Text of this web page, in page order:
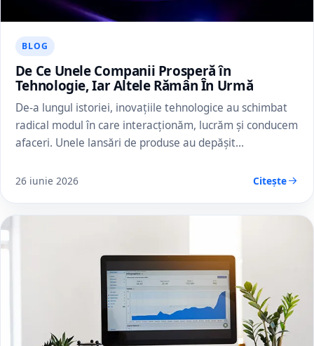
BLOG
De Ce Unele Companii Prosperă în
Tehnologie, Iar Altele Rămân În Urmă
De-a lungul istoriei, inovațiile tehnologice au schimbat
radical modul în care interacționăm, lucrăm și conducem
afaceri. Unele lansări de produse au depășit…
26 iunie 2026 Citește